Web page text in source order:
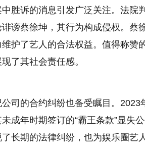
胜诉的消息引发广泛关注。法院
诽谤蔡徐坤，其行为构成侵权。蔡
护了艺人的合法权益。值得称赞
了其社会责任感。
司的合约纠纷也备受瞩目。
成年时期签订的“霸王条款”显失
长期的法律纠纷，也为娱乐圈艺